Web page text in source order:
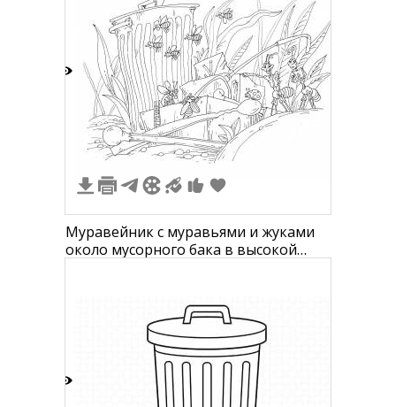
Муравейник с муравьями и жуками
около мусорного бака в высокой